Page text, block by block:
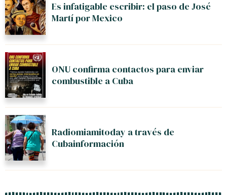
Es infatigable escribir: el paso de José
Martí por Mexico
ONU confirma contactos para enviar
combustible a Cuba
Radiomiamitoday a través de
Cubainformación